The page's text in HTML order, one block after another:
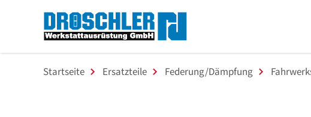
Startseite Ersatzteile Federung/Dämpfung